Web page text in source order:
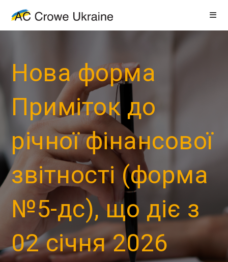
Нова форма
Приміток до
річної фінансової
звітності (форма
№5-дс), що діє з
02 січня 2026